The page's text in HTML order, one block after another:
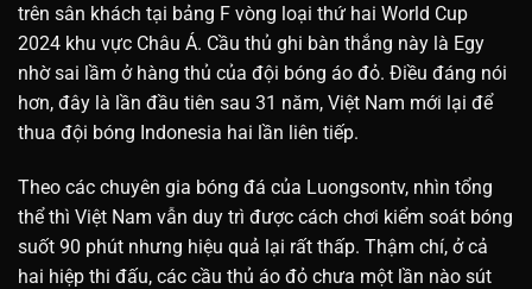
trên sân khách tại bảng F vòng loại thứ hai World Cup
2024 khu vực Châu Á. Cầu thủ ghi bàn thắng này là Egy
nhờ sai lầm ở hàng thủ của đội bóng áo đỏ. Điều đáng nói
hơn, đây là lần đầu tiên sau 31 năm, Việt Nam mới lại để
thua đội bóng Indonesia hai lần liên tiếp.
Theo các chuyên gia bóng đá của Luongsontv, nhìn tổng
thể thì Việt Nam vẫn duy trì được cách chơi kiểm soát bóng
suốt 90 phút nhưng hiệu quả lại rất thấp. Thậm chí, ở cả
hai hiệp thi đấu, các cầu thủ áo đỏ chưa một lần nào sút